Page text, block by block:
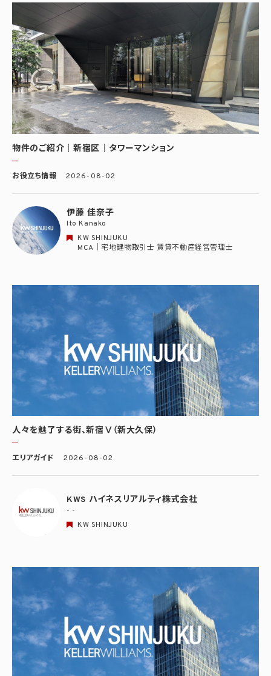
物件のご紹介｜新宿区｜タワーマンション
お役立ち情報 2026-08-02
伊藤 佳奈子
Ito Kanako
KW SHINJUKU
MCA｜宅地建物取引士 賃貸不動産経営管理士
人々を魅了する街、新宿Ⅴ（新大久保）
エリアガイド 2026-08-02
KWS ハイネスリアルティ株式会社
- -
KW SHINJUKU